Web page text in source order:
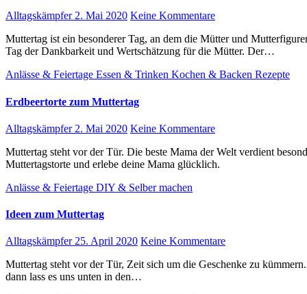
Alltagskämpfer2. Mai 2020 Keine Kommentare
Muttertag ist ein besonderer Tag, an dem die Mütter und Mutterfiguren in unserem Leben geehrt und gefeiert werden. Es ist ein
Tag der Dankbarkeit und Wertschätzung für die Mütter. Der…
Anlässe & Feiertage Essen & Trinken Kochen & Backen Rezepte
Erdbeertorte zum Muttertag
Alltagskämpfer 2. Mai 2020 Keine Kommentare
Muttertag steht vor der Tür. Die beste Mama der Welt verdient besondere Aufmerksamkei, oder? Dann backe doch für sie eine
Muttertagstorte und erlebe deine Mama glücklich.
Anlässe & Feiertage DIY & Selber machen
Ideen zum Muttertag
Alltagskämpfer25. April 2020 Keine Kommentare
Muttertag steht vor der Tür, Zeit sich um die Geschenke zu kümmern. Hier findest du ein paar Ideen. Hast du noch mehr Ideen,
dann lass es uns unten in den…